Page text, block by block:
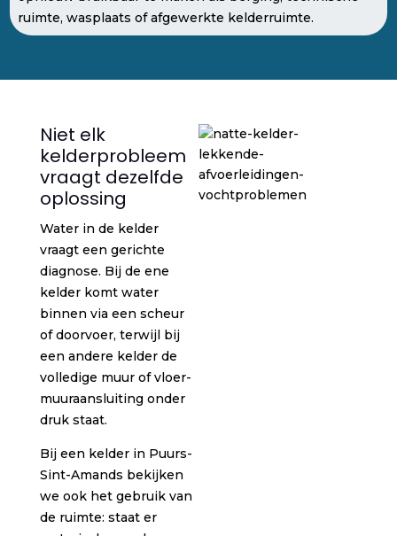
ruimte, wasplaats of afgewerkte kelderruimte.
Niet elk
kelderprobleem
vraagt dezelfde
oplossing
Water in de kelder
vraagt een gerichte
diagnose. Bij de ene
kelder komt water
binnen via een scheur
of doorvoer, terwijl bij
een andere kelder de
volledige muur of vloer-
muuraansluiting onder
druk staat.
Bij een kelder in Puurs-
Sint-Amands bekijken
we ook het gebruik van
de ruimte: staat er